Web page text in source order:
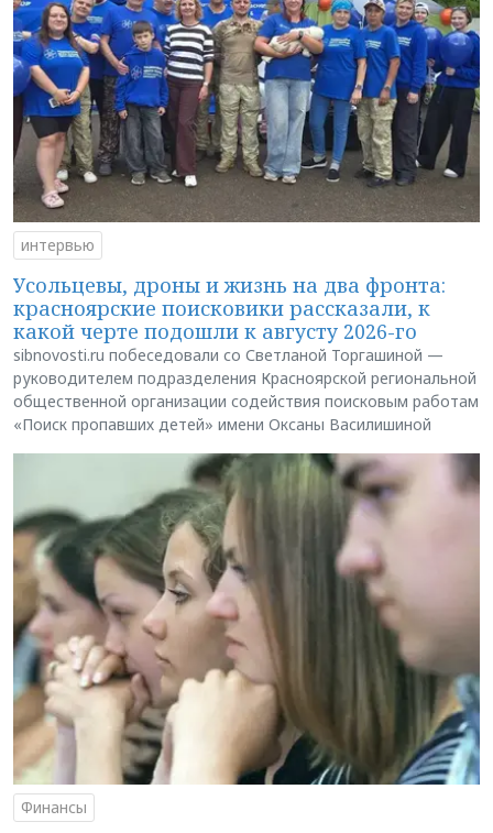
интервью
Усольцевы, дроны и жизнь на два фронта:
красноярские поисковики рассказали, к
какой черте подошли к августу 2026-го
sibnovosti.ru побеседовали со Светланой Торгашиной —
руководителем подразделения Красноярской региональной
общественной организации содействия поисковым работам
«Поиск пропавших детей» имени Оксаны Василишиной
Финансы